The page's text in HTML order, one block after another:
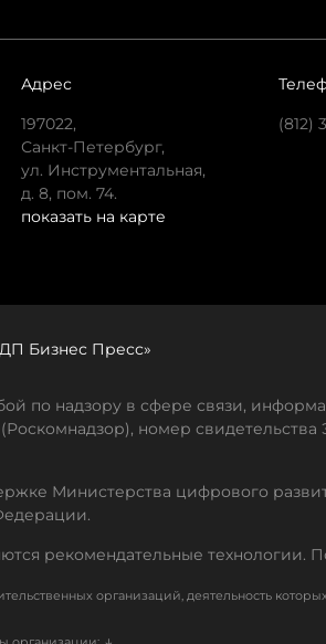
Адрес
197022,
Санкт-Петербург,
ул. Инструментальная,
д. 8, пом. 74.
показать на карте
(812)
Бизнес Пресс»
по надзору в сфере связи,
номер
Министерства цифрового
рекомендательные технологии.
организаций, деятельность